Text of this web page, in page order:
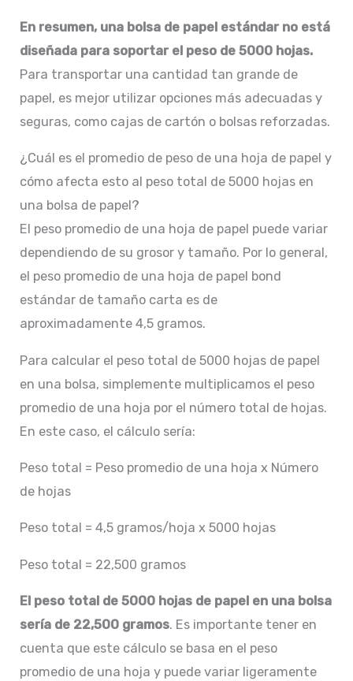
En resumen, una bolsa de papel estándar no está
diseñada para soportar el peso de 5000 hojas.
Para transportar una cantidad tan grande de
papel, es mejor utilizar opciones más adecuadas y
seguras, como cajas de cartón o bolsas reforzadas.
¿Cuál es el promedio de peso de una hoja de papel y
cómo afecta esto al peso total de 5000 hojas en
una bolsa de papel?
El peso promedio de una hoja de papel puede variar
dependiendo de su grosor y tamaño. Por lo general,
el peso promedio de una hoja de papel bond
estándar de tamaño carta es de
aproximadamente 4,5 gramos.
Para calcular el peso total de 5000 hojas de papel
en una bolsa, simplemente multiplicamos el peso
promedio de una hoja por el número total de hojas.
En este caso, el cálculo sería:
Peso total = Peso promedio de una hoja x Número
de hojas
Peso total = 4,5 gramos/hoja x 5000 hojas
Peso total = 22,500 gramos
El peso total de 5000 hojas de papel en una bolsa
sería de 22,500 gramos. Es importante tener en
cuenta que este cálculo se basa en el peso
promedio de una hoja y puede variar ligeramente